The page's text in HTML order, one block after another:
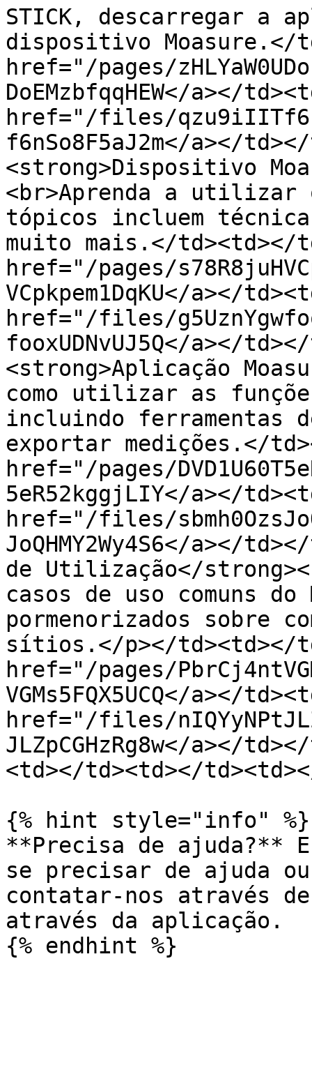
STICK, descarregar a
dispositivo Moasure.</
href="/pages/
DoEMzbfqqHEW</a></
href="/files/
f6nSo8F5aJ2m</a></
<strong>Dispositivo
<br>Aprenda a utilizar
tópicos incluem
muito mais.</td><td></
href="/pages/
VCpkpem1DqKU</a></
href="/files/
fooxUDNvUJ5Q</a></
<strong>Aplicação
como utilizar as
incluindo ferramentas
exportar medições.</
href="/pages/
5eR52kggjLIY</a></
href="/files/
JoQHMY2Wy4S6</a></
de Utilização</
casos de uso comuns do
pormenorizados sobre
sítios.</p></td><td></
href="/pages/
VGMs5FQX5UCQ</a></
href="/files/
JLZpCGHzRg8w</a></
<td></td><td></
{% hint style="info" %}
**Precisa de ajuda?**
se precisar de ajuda
contatar-nos através de
através da aplicação.